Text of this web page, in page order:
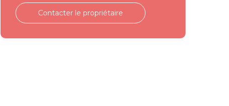
Contacter le propriétaire